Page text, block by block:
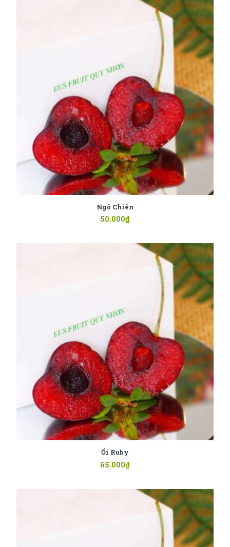
Ngô Chiên
50.000₫
Ổi Ruby
65.000₫